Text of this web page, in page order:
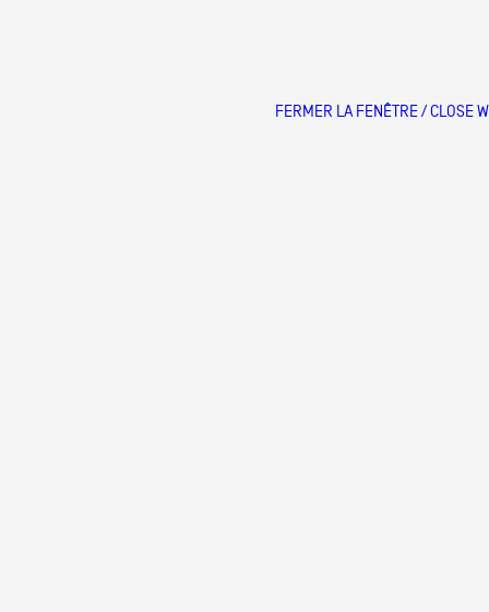
FERMER LA FENÊTRE / CLOSE